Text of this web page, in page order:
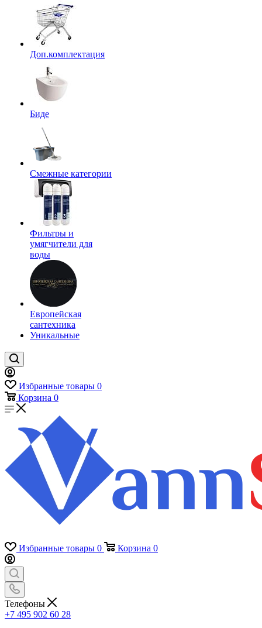
Доп.комплектация
Биде
Смежные категории
Фильтры и
умягчители для
воды
Европейская
сантехника
Уникальные
Избранные товары 0
Корзина 0
Избранные товары 0 Корзина 0
Телефоны
+7 495 902 60 28